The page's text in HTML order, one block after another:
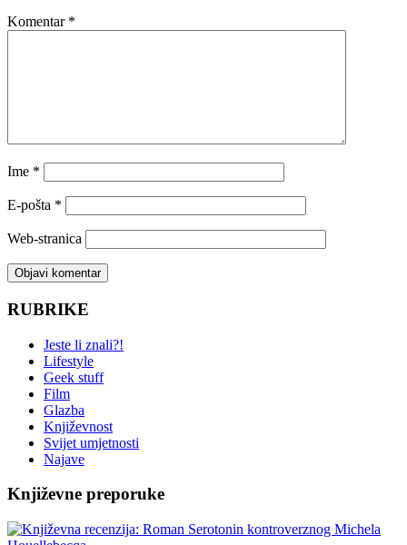
Komentar *
Ime *
E-pošta *
Web-stranica
RUBRIKE
Jeste li znali?!
Lifestyle
Geek stuff
Film
Glazba
Književnost
Svijet umjetnosti
Najave
Književne preporuke